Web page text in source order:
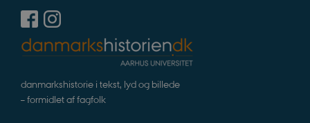
danmarkshistorie i tekst, lyd og billede
– formidlet af fagfolk
__cf_bm
Cloudflare Inc.
.vimeo.com